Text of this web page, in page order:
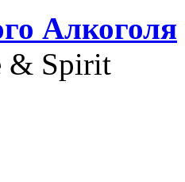
Алкоголя
& Spirit